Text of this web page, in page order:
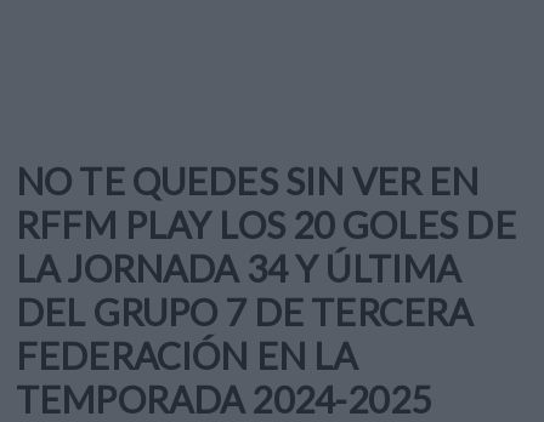
NO TE QUEDES SIN VER EN
RFFM PLAY LOS 20 GOLES DE
LA JORNADA 34 Y ÚLTIMA
DEL GRUPO 7 DE TERCERA
FEDERACIÓN EN LA
TEMPORADA 2024-2025